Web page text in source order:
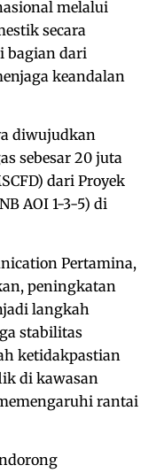
melalui
secara
bagian dari
keandalan
diwujudkan
sebesar 20 juta
dari Proyek
AOI 1-3-5) di
Pertamina,
peningkatan
langkah
stabilitas
ketidakpastian
di kawasan
rantai